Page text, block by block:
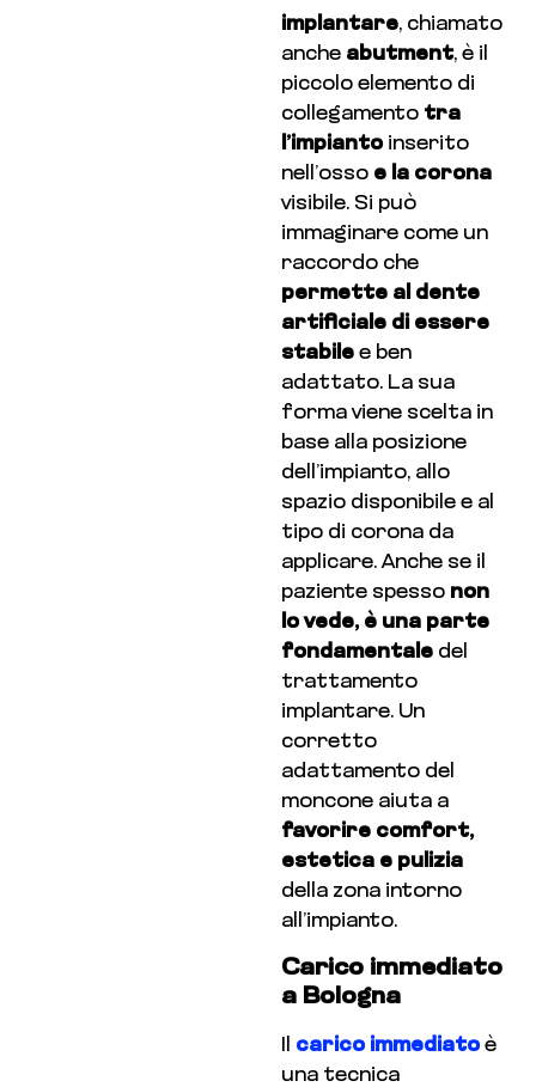
implantare, chiamato
anche abutment, è il
piccolo elemento di
collegamento tra
l’impianto inserito
nell’osso e la corona
visibile. Si può
immaginare come un
raccordo che
permette al dente
artificiale di essere
stabilee ben
adattato. La sua
forma viene scelta in
base alla posizione
dell’impianto, allo
spazio disponibile e al
tipo di corona da
applicare. Anche se il
paziente spesso non
lo vede, è una parte
fondamentale del
trattamento
implantare. Un
corretto
adattamento del
moncone aiuta a
favorire comfort,
estetica e pulizia
della zona intorno
all’impianto.
Carico immediato
a Bologna
carico immediato è
una tecnica